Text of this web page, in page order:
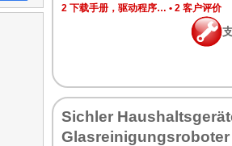
2 下载手册，驱动程序… • 2 客户评价
Sichler
Glasreinigungsroboter